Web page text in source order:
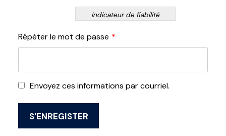
Indicateur de fiabilité
Répéter le mot de passe *
Envoyez ces informations par courriel.